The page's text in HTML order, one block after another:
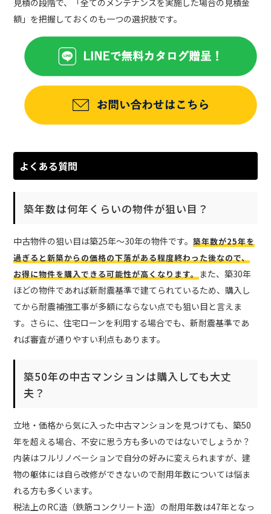
見積の段階で、「全てのメンテナンスを実施した場合の見積金
額」を把握しておくのも一つの選択肢です。
よくある質問
築年数は何年くらいの物件が狙い目？
中古物件の狙い目は築25年〜30年の物件です。築年数が25年を
過ぎると新築からの価格の下落がある程度終わった後なので、
お得に物件を購入できる可能性が高くなります。また、築30年
ほどの物件であれば新耐震基準で建てられているため、購入し
てから耐震補強工事が多額にならない点でも狙い目と言えま
す。さらに、住宅ローンを利用する場合でも、新耐震基準であ
れば審査が通りやすい利点もあります。
築50年の中古マンションは購入しても大丈
夫？
立地・価格から気に入った中古マンションを見つけても、築50
年を超える場合、不安に思う方も多いのではないでしょうか？
内装はフルリノベーションで自分の好みに変えられますが、建
物の躯体には自ら改修ができないので耐用年数については悩ま
れる方も多くいます。
税法上のRC造（鉄筋コンクリート造）の耐用年数は47年となっ